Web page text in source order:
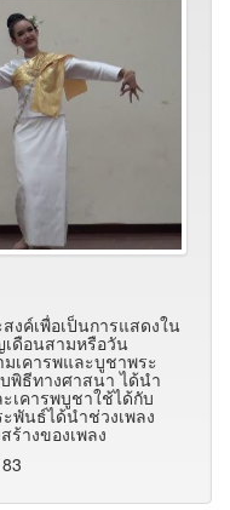
ค์เพื่อเป็นการแสดงใน
ดือนสามหรือวัน
เคารพและบูชาพระ
พิธีทางศาสนา ได้นำ
เคารพบูชาใช้ได้กับ
นธ์ได้นำช่วงเพลง
ร้างของเพลง